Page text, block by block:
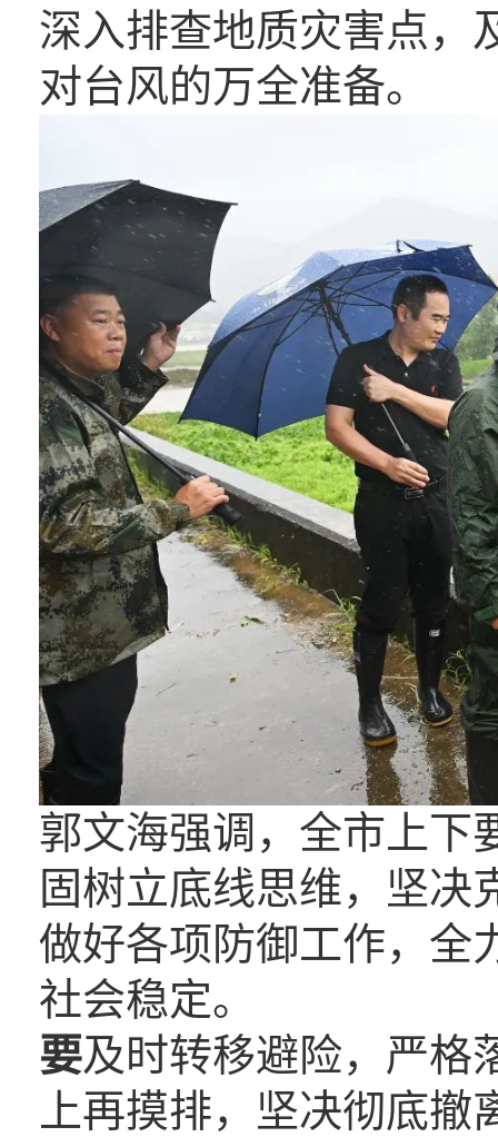
深入排查地质灾害点，
对台风的万全准备。
郭文海强调，全市上下
固树立底线思维，坚决
做好各项防御工作，全
社会稳定。
要及时转移避险，严格
上再摸排，坚决彻底